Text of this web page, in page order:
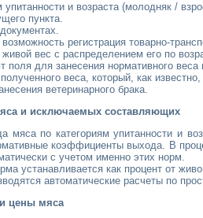
упитанности и возраста (молодняк /
пункта.
регистрация товарно-
вес с распределением его по
для занесения нормативного веса
веса, который, как
ветеринарного брака.
и исключаемых составляющих
мяса по категориям упитанности и
коэффициенты выхода. В
с учетом именно этих норм.
устанавливается как процент от
автоматические расчеты по
цены мяса